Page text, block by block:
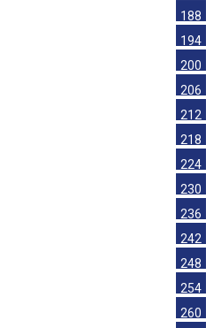
188
194
200
206
212
218
224
230
236
242
248
254
260